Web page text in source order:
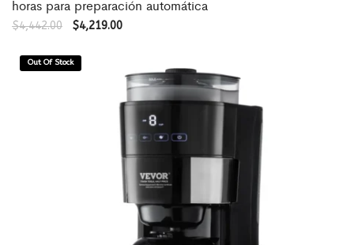
horas para preparación automática
$4,442.00 $4,219.00
Out Of Stock